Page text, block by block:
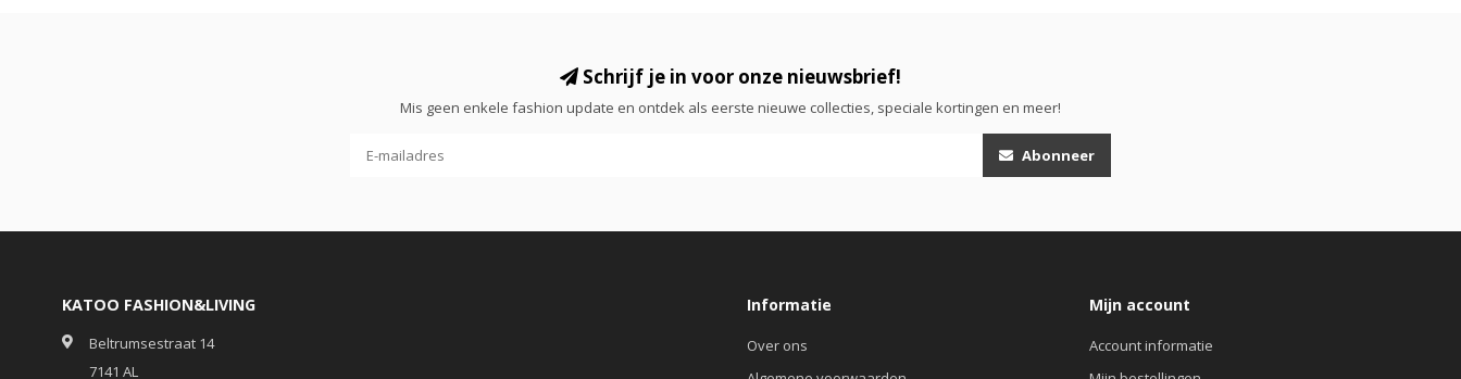
Schrijf je in voor onze nieuwsbrief!
Mis geen enkele fashion update en ontdek als eerste nieuwe collecties, speciale kortingen en meer!
Abonneer
KATOO FASHION&LIVING
Beltrumsestraat 14
7141 AL
Informatie
Over ons
Mijn account
Account informatie